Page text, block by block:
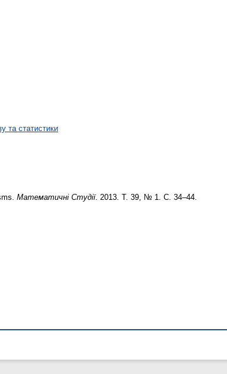
та статистики
Математичні Студії. 2013. Т. 39, № 1. С. 34–44.